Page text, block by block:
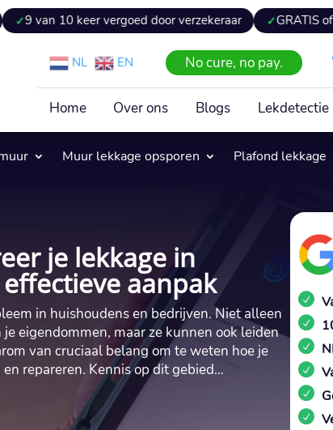
keer vergoed door verzekeraar GRATIS offerte
NL EN No cure, no pay.
Home Over ons Blogs Lekdetectie
Muur lekkage opsporen Plafond lekkage
je lekkage in
aanpak
in huishoudens en bedrijven. Niet alleen
eigendommen, maar ze kunnen ook leiden
van cruciaal belang om te weten hoe je
repareren. Kennis op dit gebied…